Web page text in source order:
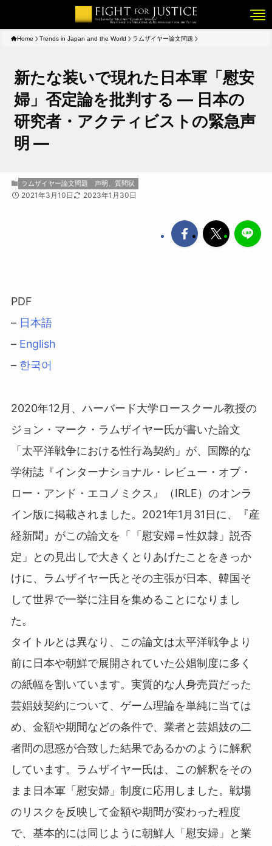
Home Trends in Japan and the World ラムザイヤー論文問題
新たな装いで現れた日本軍「慰安
婦」否定論を批判する ― 日本の
研究者・アクティビストの緊急声
明 ―
ラムザイヤー論文問題 声明、質問状
2021年3月10日 2023年1月30日
PDF
– 日本語
– English
– 한국어
2020年12月、ハーバード大学ロースクール教授の
ジョン・マーク・ラムザイヤー氏が書いた論文
「太平洋戦争における性行為契約」が、国際的な
学術誌『インターナショナル・レビュー・オブ・
ロー・アンド・エコノミクス』（IRLE）のオンラ
イン版に掲載されました。2021年1月31日に、『産
経新聞』がこの論文を「「慰安婦＝性奴隷」説否
定」との見出しで大きくとりあげたことをきっか
けに、ラムザイヤー氏とその主張が日本、韓国そ
して世界で一挙に注目を集めることになりまし
た。
タイトルとは異なり、この論文は太平洋戦争より
前に日本や朝鮮で展開されていた公娼制度に多く
の紙幅を割いています。実質的な人身売買だった
芸娼妓契約について、ゲーム理論を単純に当ては
め、金額や期間などの条件で、業者と芸娼妓の二
者間の思惑が合致した結果であるかのように解釈
しています。ラムザイヤー氏は、この解釈をその
まま日本軍「慰安婦」制度に応用しました。戦場
のリスクを反映して金額や期間が変わった程度
で、基本的には同じように朝鮮人「慰安婦」と業